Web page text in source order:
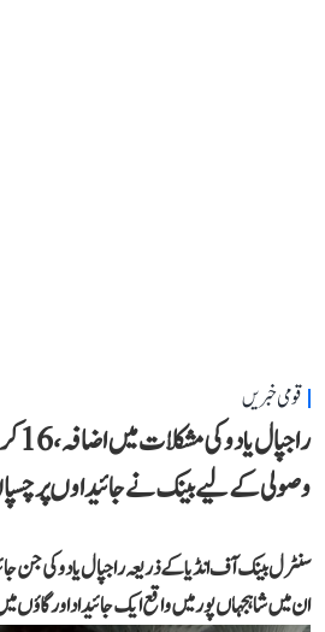
قومی خبریں
وصولی کے لیے بینک نے جائیداوں پر
سنٹرل بینک آف انڈیا کے ذریعہ راجپال یادو کی جن
ان میں شاہجہاں پور میں واقع ایک جائیداد اور